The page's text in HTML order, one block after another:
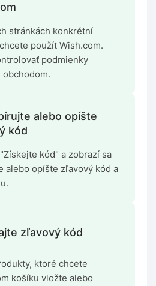
stránkách konkrétní
použít Wish.com.
podmienky
alebo opíšte
kód
kód" a zobrazí sa
alebo opíšte zľavový kód a
zľavový kód
ktoré chcete
košíku vložte alebo